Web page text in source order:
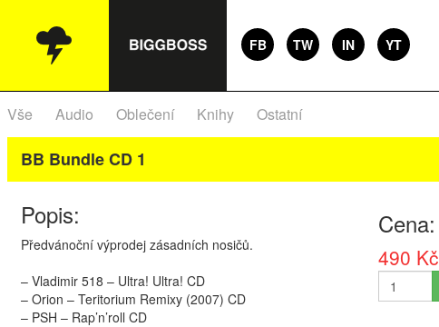
FB TW IN YT
Vše Audio Oblečení Knihy Ostatní
BB Bundle CD 1
Popis:
Předvánoční výprodej zásadních nosičů.
– Vladimir 518 – Ultra! Ultra! CD
– Orion – Teritorium Remixy (2007) CD
– PSH – Rap’n’roll CD
Cena
490 Kč